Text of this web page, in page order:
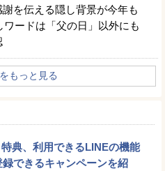
を伝える隠し背景が今年も
ワードは「父の日」以外にも
もっと見る
特典、利用できるLINEの機能
できるキャンペーンを紹